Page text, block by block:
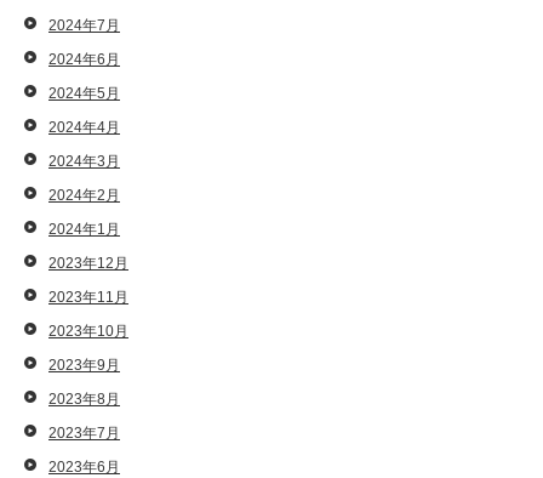
2024年7月
2024年6月
2024年5月
2024年4月
2024年3月
2024年2月
2024年1月
2023年12月
2023年11月
2023年10月
2023年9月
2023年8月
2023年7月
2023年6月